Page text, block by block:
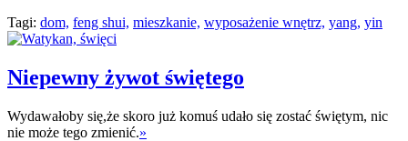
Tagi: dom, feng shui, mieszkanie, wyposażenie wnętrz, yang, yin
Niepewny żywot świętego
Wydawałoby się,że skoro już komuś udało się zostać świętym, nic
nie może tego zmienić.»